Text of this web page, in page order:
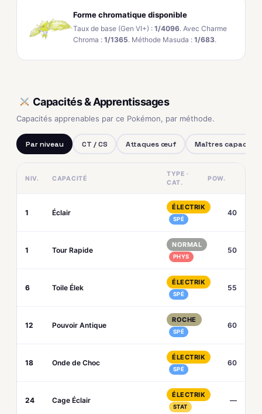
Forme chromatique disponible
Taux de base (Gen VI+) : 1/4096. Avec Charme
Chroma : 1/1365. Méthode Masuda : 1/683.
Capacités & Apprentissages
Capacités apprenables par ce Pokémon, par méthode.
Par niveau CT / CS Attaques œuf Maîtres capacités
NIV. CAPACITÉ
TYPE ·
CAT.
POW.
1 Éclair
ÉLECTRIK
SPÉ
40
1 Tour Rapide
NORMAL
PHYS
50
6 Toile Élek
ÉLECTRIK
SPÉ
55
12 Pouvoir Antique
ROCHE
SPÉ
60
18 Onde de Choc
ÉLECTRIK
SPÉ
60
24 Cage Éclair
ÉLECTRIK
STAT
—